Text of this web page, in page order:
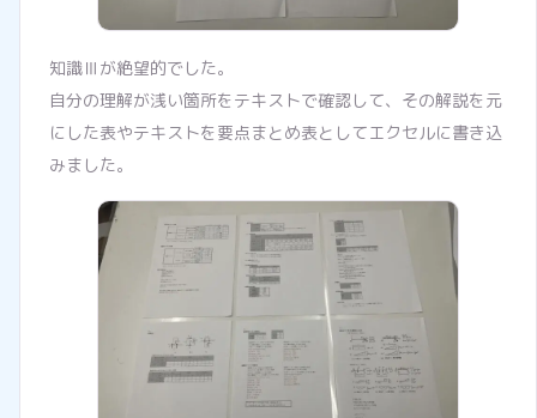
知識Ⅲが絶望的でした。
自分の理解が浅い箇所をテキストで確認して、その解説を元
にした表やテキストを要点まとめ表としてエクセルに書き込
みました。